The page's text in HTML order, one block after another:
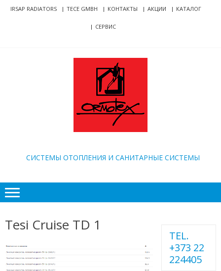
Skip
SkipIRSAP RADIATORS TECE GMBH КОНТАКТЫ АКЦИИ КАТАЛОГ
СЕРВИС
CИСТЕМЫ ОТОПЛЕНИЯ И САНИТАРНЫЕ СИСТЕМЫ
Tesi Cruise TD 1
TEL.
+373 22
224405